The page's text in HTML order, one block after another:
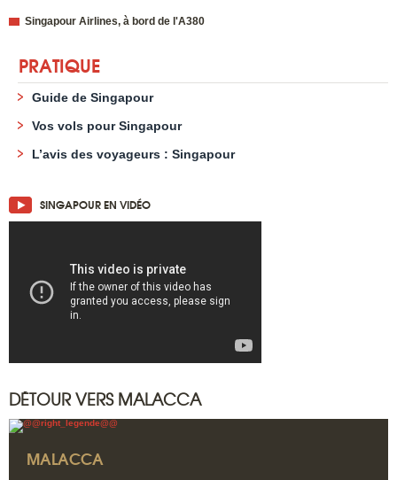
Singapour Airlines, à bord de l'A380
PRATIQUE
Guide de Singapour
Vos vols pour Singapour
L’avis des voyageurs : Singapour
SINGAPOUR EN VIDÉO
DÉTOUR VERS MALACCA
MALACCA